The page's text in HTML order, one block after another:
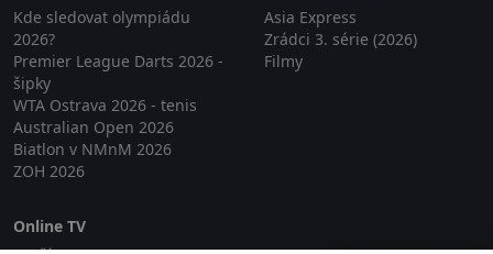
Kde sledovat olympiádu
2026?
Premier League Darts 2026 -
šipky
WTA Ostrava 2026 - tenis
Australian Open 2026
Biatlon v NMnM 2026
ZOH 2026
Asia Express
Zrádci 3. série (2026)
Filmy
Online TV